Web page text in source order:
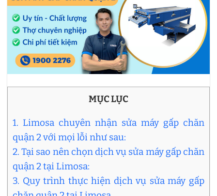
MỤC LỤC
1. Limosa chuyên nhận sửa máy gấp chăn
quận 2 với mọi lỗi như sau:
2. Tại sao nên chọn dịch vụ sửa máy gấp chăn
quận 2 tại Limosa:
3. Quy trình thực hiện dịch vụ sửa máy gấp